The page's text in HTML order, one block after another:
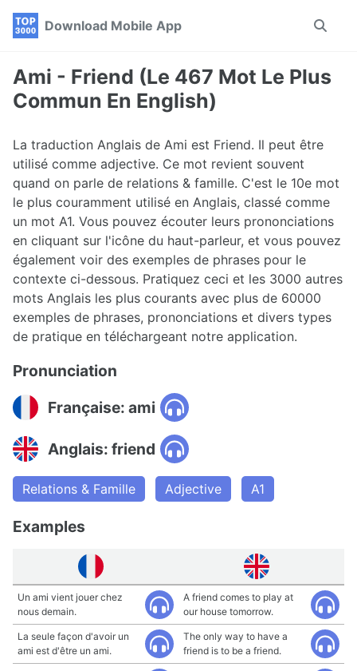
Skip
navigation
Skip
Skip
Download Mobile App
Toggle
Ami - Friend (Le 467 Mot Le Plus
Commun En English)
La traduction Anglais de Ami est Friend. Il peut être
utilisé comme adjective. Ce mot revient souvent
quand on parle de relations & famille. C'est le 10e mot
le plus couramment utilisé en Anglais, classé comme
un mot A1. Vous pouvez écouter leurs prononciations
en cliquant sur l'icône du haut-parleur, et vous pouvez
également voir des exemples de phrases pour le
contexte ci-dessous. Pratiquez ceci et les 3000 autres
mots Anglais les plus courants avec plus de 60000
exemples de phrases, prononciations et divers types
de pratique en téléchargeant notre application.
Pronunciation
Française: ami
Anglais: friend
Relations & Famille Adjective A1
Examples
Un ami vient jouer chez
nous demain.
A friend comes to play at
our house tomorrow.
La seule façon d'avoir un
ami est d'être un ami.
The only way to have a
friend is to be a friend.